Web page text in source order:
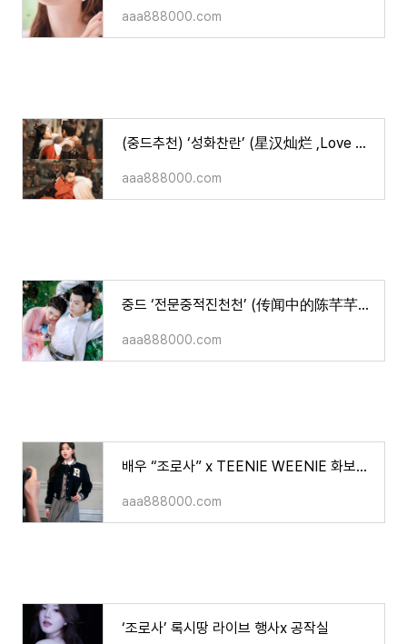
aaa888000.com
(중드추천) ‘성화찬란’ (星汉灿烂 ,Love Like The Galaxy / 오뢰, 조로사 주연/ 등장인물, 줄거리, 등)
aaa888000.com
중드 ‘전문중적진천천’ (传闻中的陈芊芊)/ 조로사, 정우혜 주연/ 등장인물/ 줄거리/ 영상 등
aaa888000.com
배우 “조로사” x TEENIE WEENIE 화보&영상
aaa888000.com
‘조로사’ 록시땅 라이브 행사x 공작실